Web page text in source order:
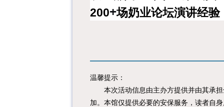
200+场奶业论坛演讲经验
温馨提示：
本次活动信息由主办方提供并由其承担
加。本馆仅提供必要的安保服务，读者自